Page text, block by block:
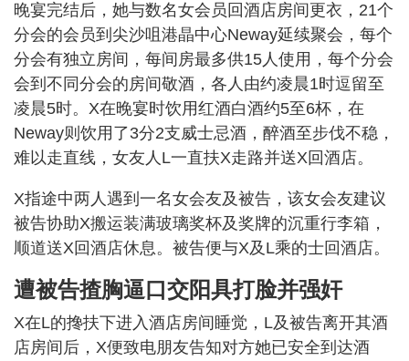
晚宴完结后，她与数名女会员回酒店房间更衣，21个
分会的会员到尖沙咀港晶中心Neway延续聚会，每个
分会有独立房间，每间房最多供15人使用，每个分会
会到不同分会的房间敬酒，各人由约凌晨1时逗留至
凌晨5时。X在晚宴时饮用红酒白酒约5至6杯，在
Neway则饮用了3分2支威士忌酒，醉酒至步伐不稳，
难以走直线，女友人L一直扶X走路并送X回酒店。
X指途中两人遇到一名女会友及被告，该女会友建议
被告协助X搬运装满玻璃奖杯及奖牌的沉重行李箱，
顺道送X回酒店休息。被告便与X及L乘的士回酒店。
遭被告揸胸逼口交阳具打脸并强奸
X在L的搀扶下进入酒店房间睡觉，L及被告离开其酒
店房间后，X便致电朋友告知对方她已安全到达酒